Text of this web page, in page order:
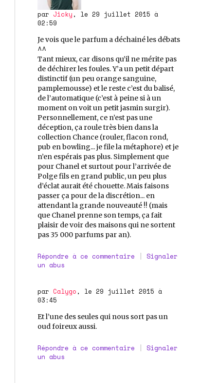
par Jicky , le 29 juillet 2015 à
02:59
Je vois que le parfum a déchainé les débats
^^
Tant mieux, car disons qu’il ne mérite pas
de déchirer les foules. Y’a un petit départ
distinctif (un peu orange sanguine,
pamplemousse) et le reste c’est du balisé,
de l’automatique (c’est à peine si à un
moment on voit un petit jasmin surgir).
Personnellement, ce n’est pas une
déception, ça roule très bien dans la
collection Chance (rouler, flacon rond,
pub en bowling... je file la métaphore) et je
n’en espérais pas plus. Simplement que
pour Chanel et surtout pour l’arrivée de
Polge fils en grand public, un peu plus
d’éclat aurait été chouette. Mais faisons
passer ça pour de la discrétion... en
attendant la grande nouveauté !! (mais
que Chanel prenne son temps, ça fait
plaisir de voir des maisons qui ne sortent
pas 35 000 parfums par an).
Répondre à ce commentaire | Signaler
un abus
par Calygo , le 29 juillet 2015 à
03:45
Et l’une des seules qui nous sort pas un
oud foireux aussi.
Répondre à ce commentaire | Signaler
un abus